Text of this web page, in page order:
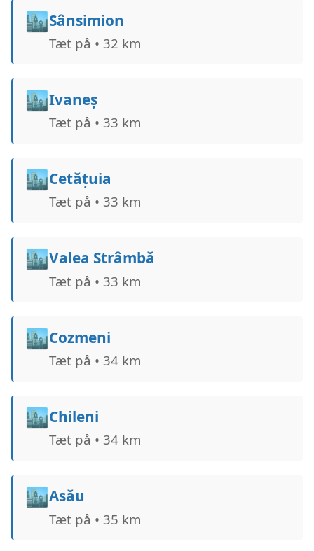
🏙️Sânsimion
Tæt på • 32 km
🏙️Ivaneș
Tæt på • 33 km
🏙️Cetățuia
Tæt på • 33 km
🏙️Valea Strâmbă
Tæt på • 33 km
🏙️Cozmeni
Tæt på • 34 km
🏙️Chileni
Tæt på • 34 km
🏙️Asău
Tæt på • 35 km